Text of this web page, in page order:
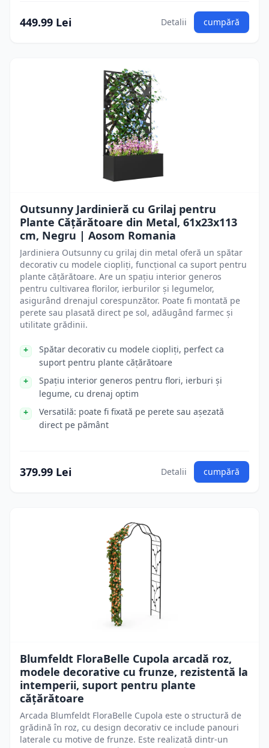
449.99 Lei Detalii cumpără
Outsunny Jardinieră cu Grilaj pentru
Plante Cățărătoare din Metal, 61x23x113
cm, Negru | Aosom Romania
Jardiniera Outsunny cu grilaj din metal oferă un spătar
decorativ cu modele ciopliți, funcțional ca suport pentru
plante cățărătoare. Are un spațiu interior generos
pentru cultivarea florilor, ierburilor și legumelor,
asigurând drenajul corespunzător. Poate fi montată pe
perete sau plasată direct pe sol, adăugând farmec și
utilitate grădinii.
Spătar decorativ cu modele ciopliți, perfect ca
suport pentru plante cățărătoare
Spațiu interior generos pentru flori, ierburi și
legume, cu drenaj optim
Versatilă: poate fi fixată pe perete sau așezată
direct pe pământ
379.99 Lei Detalii cumpără
Blumfeldt FloraBelle Cupola arcadă roz,
modele decorative cu frunze, rezistentă la
intemperii, suport pentru plante
cățărătoare
Arcada Blumfeldt FloraBelle Cupola este o structură de
grădină în roz, cu design decorativ ce include panouri
laterale cu motive de frunze. Este realizată dintr-un